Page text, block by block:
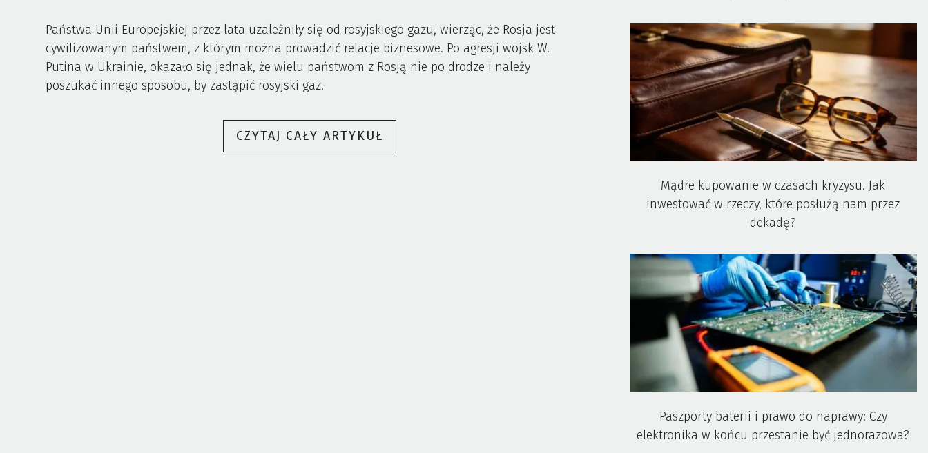
Państwa Unii Europejskiej przez lata uzależniły się od rosyjskiego gazu, wierząc, że Rosja jest
cywilizowanym państwem, z którym można prowadzić relacje biznesowe. Po agresji wojsk W.
Putina w Ukrainie, okazało się jednak, że wielu państwom z Rosją nie po drodze i należy
poszukać innego sposobu, by zastąpić rosyjski gaz.
CZYTAJ CAŁY ARTYKUŁ
BEZ
Mądre kupowanie w czasach kryzysu. Jak
inwestować w rzeczy, które posłużą nam przez
dekadę?
Paszporty baterii i prawo do naprawy: Czy
elektronika w końcu przestanie być jednorazowa?